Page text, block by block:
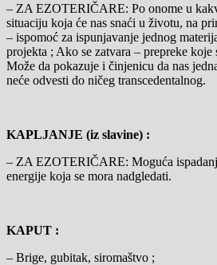
– ZA EZOTERIČARE: Po onome u
situaciju koja će nas snaći u životu, na
– ispomoć za ispunjavanje jednog
projekta ; Ako se zatvara – prepreke koje
Može da pokazuje i činjenicu da nas
neće odvesti do ničeg transcedentalnog.
KAPLJANJE (iz slavine) :
– ZA EZOTERIČARE: Moguća
energije koja se mora nadgledati.
KAPUT :
– Brige, gubitak, siromaštvo ;